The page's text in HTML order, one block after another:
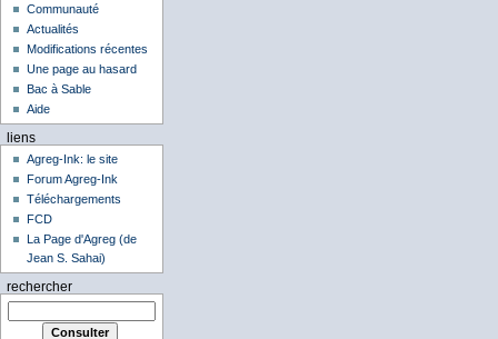
Communauté
Actualités
Modifications récentes
Une page au hasard
Bac à Sable
Aide
liens
Agreg-Ink: le site
Forum Agreg-Ink
Téléchargements
FCD
La Page d'Agreg (de
Jean S. Sahai)
rechercher